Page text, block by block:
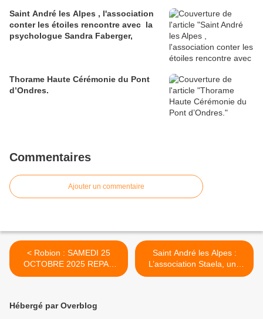
Saint André les Alpes , l'association
conter les étoiles rencontre avec la
psychologue Sandra Faberger,
Thorame Haute Cérémonie du Pont
d’Ondres.
Commentaires
Ajouter un commentaire
< Robion : SAMEDI 25
OCTOBRE 2025 REPAS
« CHEZ GERARD » A
Saint André les Alpes :
L’association Staela, une
étoile pour les jeunes
Hébergé par Overblog